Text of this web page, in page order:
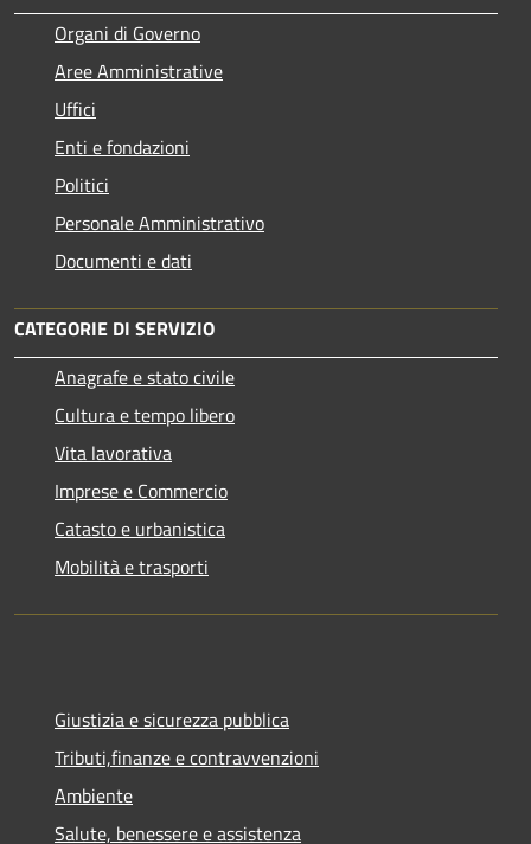
Organi di Governo
Aree Amministrative
Uffici
Enti e fondazioni
Politici
Personale Amministrativo
Documenti e dati
CATEGORIE DI SERVIZIO
Anagrafe e stato civile
Cultura e tempo libero
Vita lavorativa
Imprese e Commercio
Catasto e urbanistica
Mobilità e trasporti
Giustizia e sicurezza pubblica
Tributi,finanze e contravvenzioni
Ambiente
Salute, benessere e assistenza